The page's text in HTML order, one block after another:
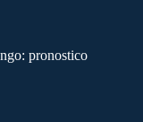
pronostico